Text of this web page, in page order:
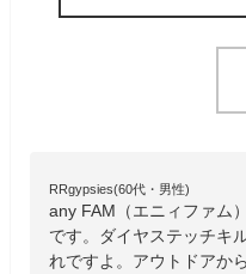
RRgypsies(60代・男性)
any FAM（エニィファム
です。ダイヤステッチキ
れですよ。アウトドアか